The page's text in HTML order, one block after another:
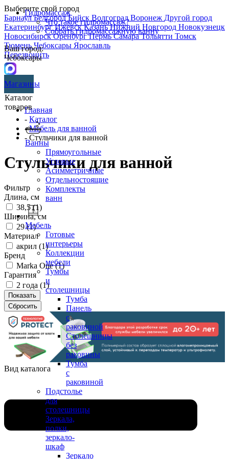
Выберите свой город
БарнаулБелгородБийск ВолгоградВоронеж Другой город
ЕкатеринбургИжевскКазаньНижний Новгород Новокузнецк
НовосибирскОренбургПермьСамараТольятти Томск
ТюменьЧебоксары Ярославль
Перезвонить
Гидромассаж
Что такое гидромассаж?
Собрать гидромассажную ванну
Ваш город:
Чебоксары
Магазины
Каталог
товаров
Ванны
Прямоугольные
Угловые
Асимметричные
Отдельностоящие
Комплекты
ванн
Мебель
Готовые
интерьеры
Коллекции
мебели
Тумбы
и
столешницы
Тумба
Панель
с
раковиной
Столешницы
без
раковины
Тумба
с
раковиной
Подстолье
для
столешницы
Зеркала,
полки,
зеркало-
шкаф
Зеркало
Главная
- Каталог
-Мебель для ванной
- Стульчики для ванной
Стульчики для ванной
Фильтр
Длина, см
38,5 (1)
Ширина, см
29 (1)
Материал
акрил (1)
Бренд
Marka One (1)
Гарантия
2 года (1)
Вид каталога